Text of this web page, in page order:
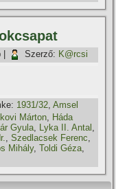
Szerző: K@rcsi
1931/32,Amsel
Márton
Háda
Gyula Lyka II. Antal
,Szedlacsek Ferenc
Mihály,Toldi Géza